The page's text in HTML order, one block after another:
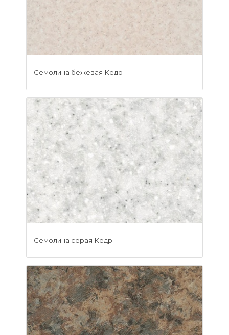
Семолина бежевая Кедр
Семолина серая Кедр